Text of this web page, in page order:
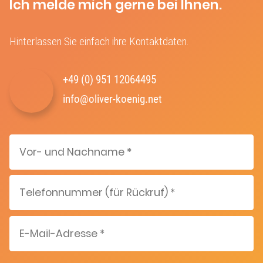
Ich melde mich gerne bei Ihnen.
Hinterlassen Sie einfach ihre Kontaktdaten.
+49 (0) 951 12064495‬
info@oliver-koenig.net